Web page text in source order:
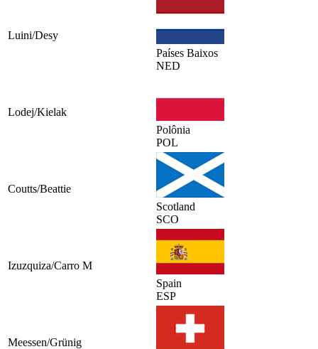
Luini/Desy
Países Baixos
NED
Lodej/Kielak
Polônia
POL
Coutts/Beattie
Scotland
SCO
Izuzquiza/Carro M
Spain
ESP
Meessen/Grünig